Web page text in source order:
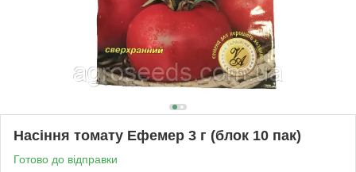
Насіння томату Ефемер 3 г (блок 10 пак)
Готово до відправки